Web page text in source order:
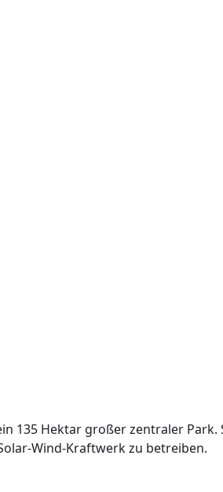
135 Hektar großer zentraler Park.
Wind-Kraftwerk zu betreiben.